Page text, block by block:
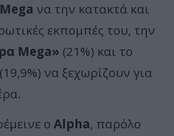
Mega να την κατακτά και
εκπομπές του, την
Mega» (21%) και το
(19,9%) να ξεχωρίζουν για
ο Alpha, παρόλο